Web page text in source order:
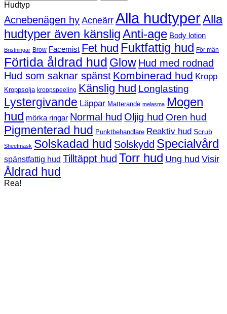
Hudtyp
Acnebenägen hy Acneärr Alla hudtyperAlla
hudtyper även känsligAnti-age Body lotion
Bristningar Brow Facemist Fet hud Fuktfattig hud För män
Förtida åldrad hud Glow Hud med rodnad
Hud som saknar spänst Kombinerad hud Kropp
Kroppsolja kroppspeeling Känslig hud Longlasting
Lystergivande Läppar Matterande melasma Mogen
hud mörka ringar Normal hud Oljig hud Oren hud
Pigmenterad hud Punktbehandlare Reaktiv hud Scrub
Sheetmask Solskadad hud Solskydd Specialvård
spänstfattig hud Tilltäppt hud Torr hud Ung hud Visir
Åldrad hud
Rea!